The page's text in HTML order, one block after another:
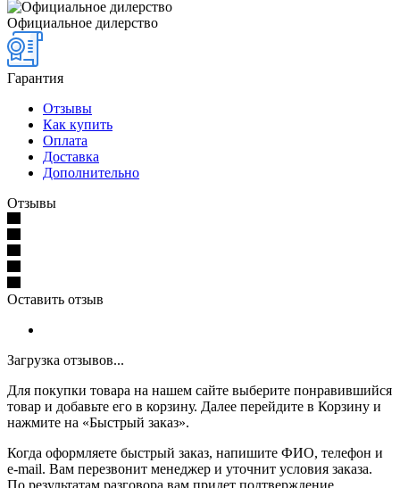
Официальное дилерство
Гарантия
Отзывы
Как купить
Оплата
Доставка
Дополнительно
Отзывы
Оставить отзыв
Загрузка отзывов...
Для покупки товара на нашем сайте выберите понравившийся
товар и добавьте его в корзину. Далее перейдите в Корзину и
нажмите на «Быстрый заказ».
Когда оформляете быстрый заказ, напишите ФИО, телефон и
e-mail. Вам перезвонит менеджер и уточнит условия заказа.